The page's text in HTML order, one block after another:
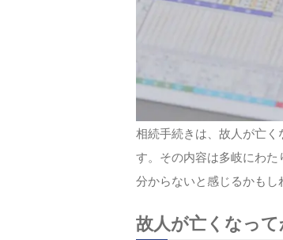
相続手続きは、故人が亡
す。その内容は多岐にわ
分からないと感じるかもし
故人が亡くなっ